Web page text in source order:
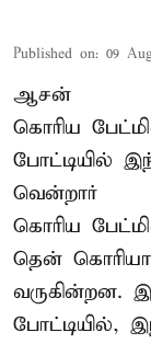
Published on: 09
ஆசன்
கொரிய
போட்டியில்
வென்றார்
கொரிய
தென்
வருகின்றன.
போட்டியில்,